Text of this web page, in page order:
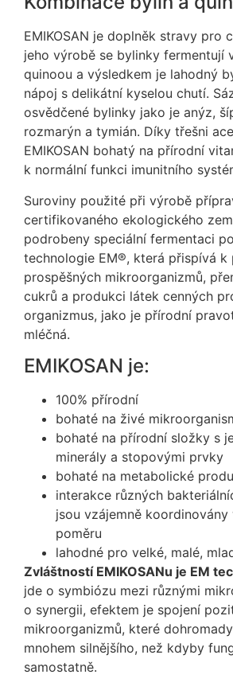
EMIKOSAN je doplněk stravy pro
jeho výrobě se bylinky fermentují
quinoou a výsledkem je lahodný
nápoj s delikátní kyselou chutí.
osvědčené bylinky jako je anýz,
rozmarýn a tymián. Díky třešni
EMIKOSAN bohatý na přírodní
k normální funkci imunitního
Suroviny použité při výrobě
certifikovaného ekologického
podrobeny speciální fermentaci
technologie EM®, která přispívá k
prospěšných mikroorganizmů,
cukrů a produkci látek cenných
organizmus, jako je přírodní
mléčná.
EMIKOSAN je:
100% přírodní
bohaté na živé
bohaté na přírodní složky s
minerály a stopovými prvky
bohaté na metabolické
interakce různých
jsou vzájemně koordinovány
poměru
lahodné pro velké, malé,
Zvláštností EMIKOSANu je EM
jde o symbiózu mezi různými
o synergii, efektem je spojení
mikroorganizmů, které
mnohem silnějšího, než kdyby
samostatně.